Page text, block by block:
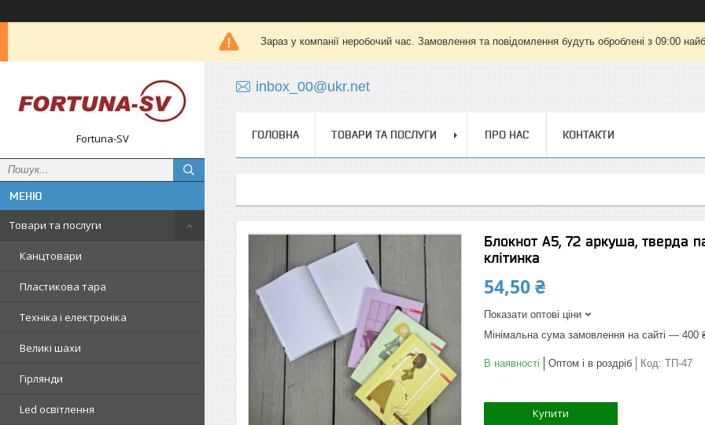
Зараз у компанії неробочий час. Замовлення та повідомлення будуть оброблені з 09:00
Fortuna-SV
Товари та послуги
Канцтовари
Пластикова тара
Техніка і електроніка
Великі шахи
Гірлянди
Led освітлення
inbox_00@ukr.net
ГОЛОВНА ТОВАРИ ТА ПОСЛУГИ ПРО НАС КОНТАКТИ
Блокнот А5, 72 аркуша, тверда
клітинка
54,50 ₴
Показати оптові ціни
Мінімальна сума замовлення на сайті — 400
В наявності Оптом і в роздріб Код: ТП-47
Купити